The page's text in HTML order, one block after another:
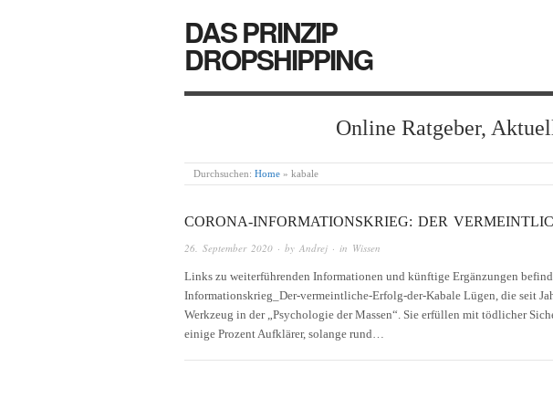
DAS PRINZIP
DROPSHIPPING
Online Ratgeber,
Durchsuchen: Home » kabale
CORONA-INFORMATIONSKRIEG: DER
26. September 2020 · by Andrej · in Wissen
Links zu weiterführenden Informationen und künftige Ergänzungen
Informationskrieg_Der-vermeintliche-Erfolg-der-Kabale Lügen, die seit
Werkzeug in der „Psychologie der Massen“. Sie erfüllen mit tödlicher
einige Prozent Aufklärer, solange rund…